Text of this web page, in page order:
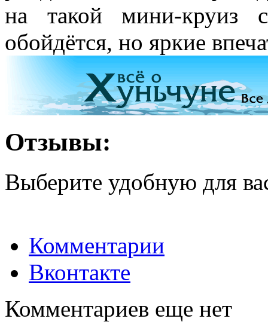
на такой мини-круиз
обойдётся, но яркие
Отзывы:
Выберите удобную для
Комментарии
Вконтакте
Комментариев еще нет